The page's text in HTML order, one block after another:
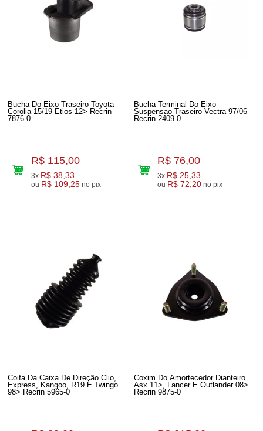
Bucha Do Eixo Traseiro Toyota
Corolla 15/19 Etios 12> Recrin
7876-0
R$ 115,00
3x R$ 38,33
ou R$ 109,25 no pix
Bucha Terminal Do Eixo
Suspensao Traseiro Vectra 97/06
Recrin 2409-0
R$ 76,00
3x R$ 25,33
ou R$ 72,20 no pix
Coifa Da Caixa De Direção Clio,
Express, Kangoo, R19 E Twingo
98> Recrin 5965-0
Coxim Do Amortecedor Dianteiro
Asx 11>, Lancer E Outlander 08>
Recrin 9875-0